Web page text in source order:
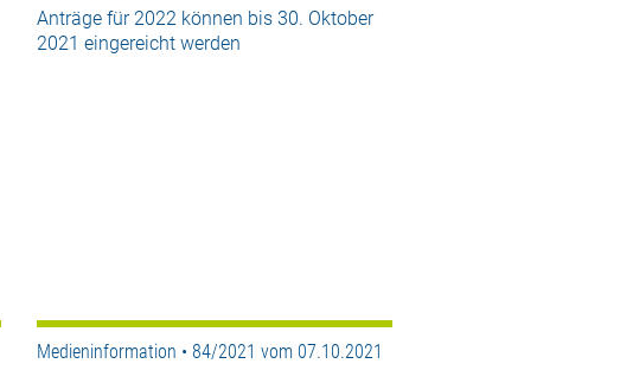
Anträge für 2022 können bis 30. Oktober
2021 eingereicht werden
Medieninformation • 84/2021 vom 07.10.2021